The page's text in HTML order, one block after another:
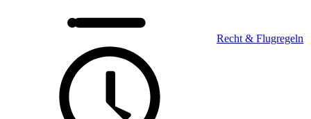
Recht & Flugregeln